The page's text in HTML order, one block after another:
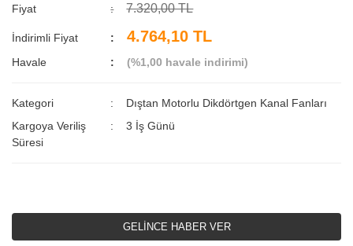
Fiyat 7.320,00 TL
İndirimli Fiyat 4.764,10 TL
Havale (%1,00 havale indirimi)
Kategori
Dıştan Motorlu Dikdörtgen Kanal Fanları
Kargoya Veriliş
Süresi
3 İş Günü
GELİNCE HABER VER